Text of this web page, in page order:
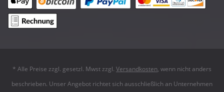
* Alle Preise zzgl. gesetzl. Mwst zzgl. Versandkosten, wenn nicht anders
beschrieben. Unser Angebot richtet sich ausschließlich an Unternehmen